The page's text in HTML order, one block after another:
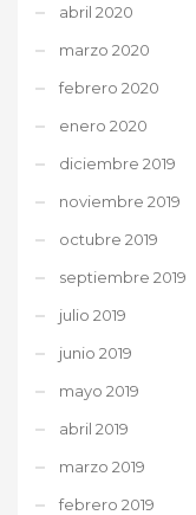
abril 2020
marzo 2020
febrero 2020
enero 2020
diciembre 2019
noviembre 2019
octubre 2019
septiembre 2019
julio 2019
junio 2019
mayo 2019
abril 2019
marzo 2019
febrero 2019